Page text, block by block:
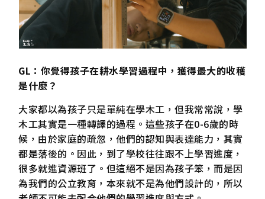
GL：你覺得孩子在耕水學習過程中，獲得最大的收穫
是什麼？
大家都以為孩子只是單純在學木工，但我常常說，學
木工其實是一種轉譯的過程。這些孩子在0-6歲的時
候，由於家庭的疏忽，他們的認知與表達能力，其實
都是落後的。因此，到了學校往往跟不上學習進度，
很多就進資源班了。但這絕不是因為孩子笨，而是因
為我們的公立教育，本來就不是為他們設計的，所以